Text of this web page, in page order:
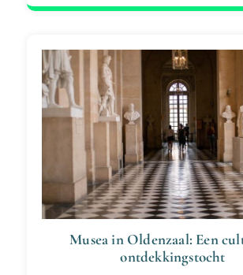
Musea in Oldenzaal: Een
ontdekkingstocht